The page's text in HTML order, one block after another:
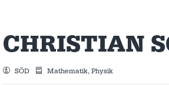
CHRISTIAN
SÖD Mathematik, Physik